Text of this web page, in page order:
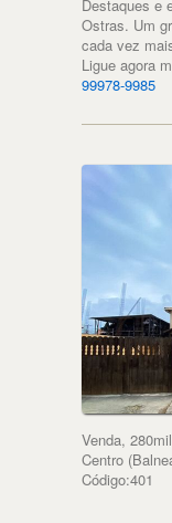
Destaques e
Ostras. Um
cada vez
Ligue agora
99978-9985
Venda, 280mil
Centro
Código:401